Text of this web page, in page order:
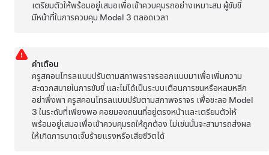
เตรียมตัวให้พร้อมอยู่เสมอเพื่อเข้าควบคุมรถอย่างเหมาะสม ผู้ขับขี่
มีหน้าที่ในการควบคุม Model 3 ตลอดเวลา
คำเตือน
ครูสคอนโทรลแบบปรับตามสภาพจราจรออกแบบมาเพื่อเพิ่มความ
สะดวกสบายในการขับขี่ และไม่ได้เป็นระบบเตือนการชนหรือหลบหลีก
อย่าพึ่งพาครูสคอนโทรลแบบปรับตามสภาพจราจร เพื่อชะลอ Model
3 ในระดับที่เพียงพอ คอยมองถนนที่อยู่ตรงหน้าและเตรียมตัวให้
พร้อมอยู่เสมอเพื่อเข้าควบคุมรถให้ถูกต้อง ไม่เช่นนั้นจะสามารถส่งผล
ให้เกิดการบาดเจ็บร้ายแรงหรือเสียชีวิตได้